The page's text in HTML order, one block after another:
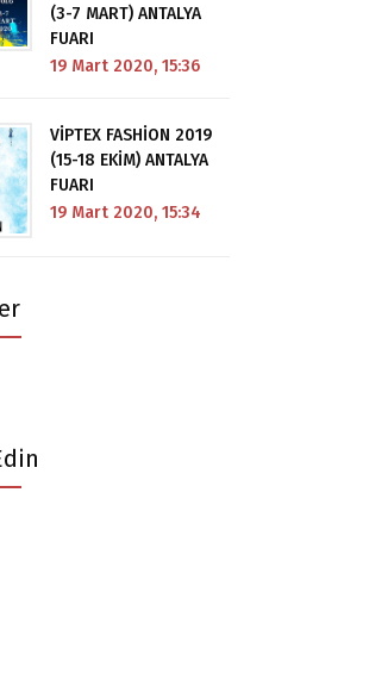
(3-7 MART) ANTALYA
FUARI
19 Mart 2020, 15:36
VİPTEX FASHİON 2019
(15-18 EKİM) ANTALYA
FUARI
19 Mart 2020, 15:34